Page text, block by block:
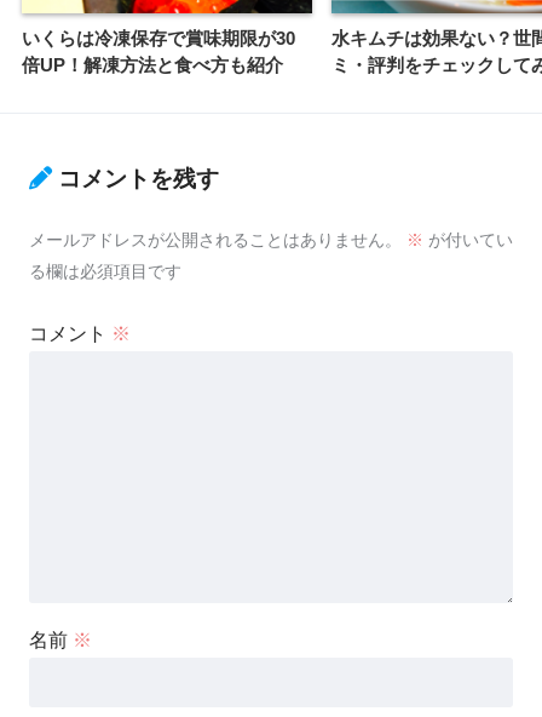
いくらは冷凍保存で賞味期限が30
倍UP！解凍方法と食べ方も紹介
水キムチは効果ない？世
ミ・評判をチェックして
コメントを残す
メールアドレスが公開されることはありません。 ※ が付いてい
る欄は必須項目です
コメント ※
名前 ※